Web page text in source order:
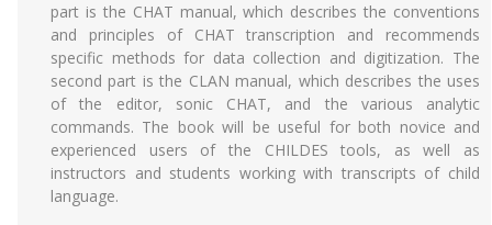
part is the CHAT manual, which describes the conventions
and principles of CHAT transcription and recommends
specific methods for data collection and digitization. The
second part is the CLAN manual, which describes the uses
of the editor, sonic CHAT, and the various analytic
commands. The book will be useful for both novice and
experienced users of the CHILDES tools, as well as
instructors and students working with transcripts of child
language.